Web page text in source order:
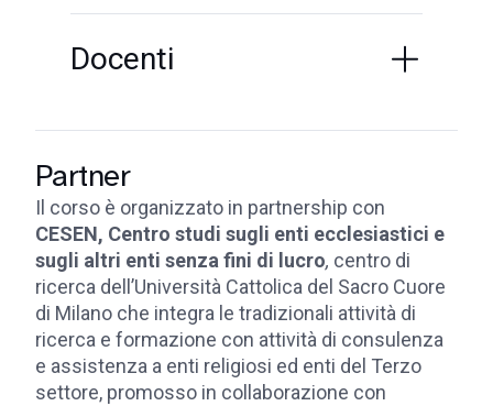
Docenti
Partner
Il corso è organizzato in partnership con
CESEN, Centro studi sugli enti ecclesiastici e
sugli altri enti senza fini di lucro, centro di
ricerca dell’Università Cattolica del Sacro Cuore
di Milano che integra le tradizionali attività di
ricerca e formazione con attività di consulenza
e assistenza a enti religiosi ed enti del Terzo
settore, promosso in collaborazione con